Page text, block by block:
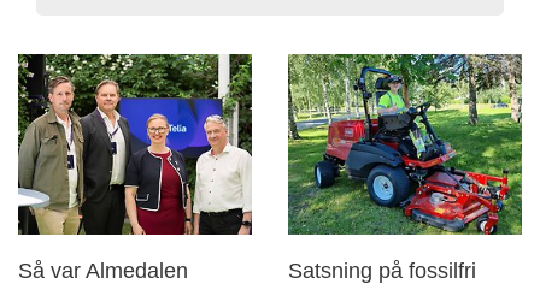
Så var Almedalen
Satsning på fossilfri